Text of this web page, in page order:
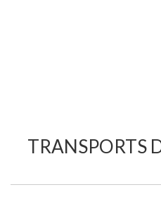
TRANSPORTS